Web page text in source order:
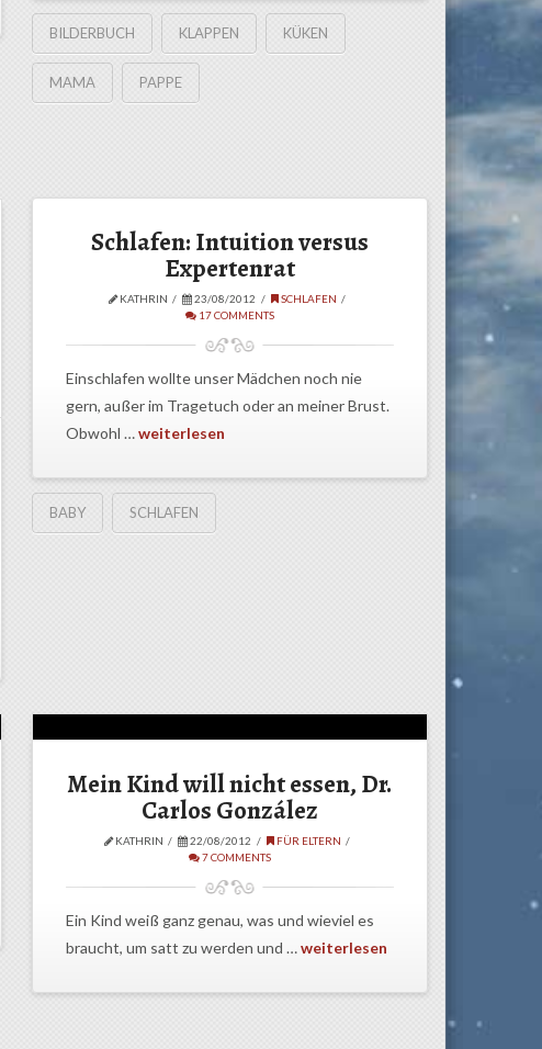
BILDERBUCH KLAPPEN KÜKEN
MAMA PAPPE
Schlafen: Intuition versus
Expertenrat
KATHRIN 23/08/2012
SCHLAFEN
17 COMMENTS
Einschlafen wollte unser Mädchen noch nie
gern, außer im Tragetuch oder an meiner Brust.
Obwohl …weiterlesen
BABY SCHLAFEN
Mein Kind will nicht essen, Dr.
Carlos González
KATHRIN 22/08/2012
FÜR ELTERN
7 COMMENTS
Ein Kind weiß ganz genau, was und wieviel es
braucht, um satt zu werden und …weiterlesen